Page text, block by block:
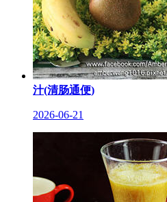
汁(清肠通便)
2026-06-21